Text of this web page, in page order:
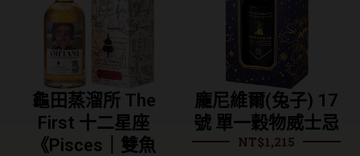
龜田蒸溜所 The
First 十二星座
《Pisces｜雙魚
龐尼維爾(兔子) 17
號 單一穀物威士忌
NT$1,215